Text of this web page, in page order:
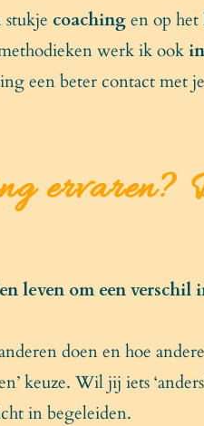
coachingen op het
werk ik ook
een beter contact
ervaren?
leven om een verschil
doen en hoe
keuze. Wil jij iets
in begeleiden.